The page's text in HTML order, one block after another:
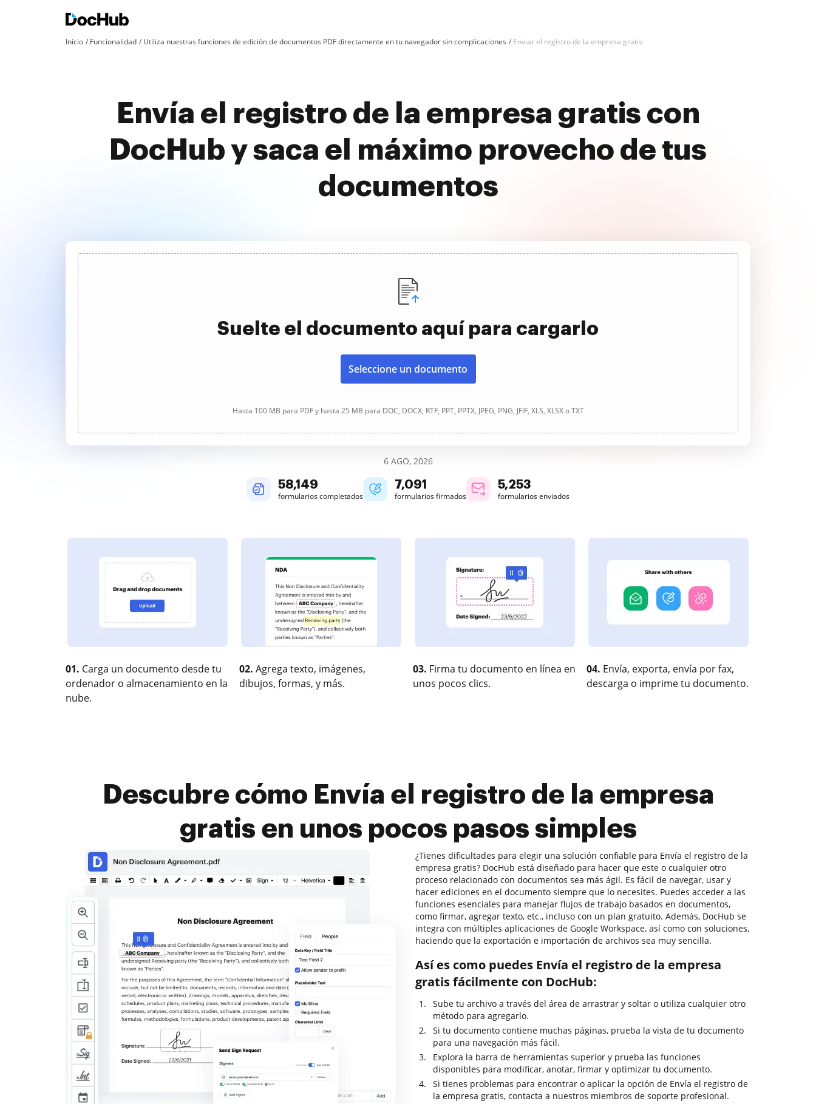
Inicio Funcionalidad Utiliza nuestras funciones de edición de documentos PDF directamente en tu navegador sin complicaciones Enviar el registro de la empresa gratis
Envía el registro de la empresa gratis con
DocHub y saca el máximo provecho de tus
documentos
Suelte el documento aquí para cargarlo
Seleccione un documento
Hasta 100 MB para PDF y hasta 25 MB para DOC, DOCX, RTF, PPT, PPTX, JPEG, PNG, JFIF, XLS, XLSX o TXT
6 AGO, 2026
58,149
formularios completados
7,091
formularios firmados
5,253
formularios enviados
01. Carga un documento desde tu
ordenador o almacenamiento en la
nube.
02. Agrega texto, imágenes,
dibujos, formas, y más.
03. Firma tu documento en línea en
unos pocos clics.
04. Envía, exporta, envía por fax,
descarga o imprime tu documento.
Descubre cómo Envía el registro de la empresa
gratis en unos pocos pasos simples
¿Tienes dificultades para elegir una solución confiable para Envía el registro de la
empresa gratis? DocHub está diseñado para hacer que este o cualquier otro
proceso relacionado con documentos sea más ágil. Es fácil de navegar, usar y
hacer ediciones en el documento siempre que lo necesites. Puedes acceder a las
funciones esenciales para manejar flujos de trabajo basados en documentos,
como firmar, agregar texto, etc., incluso con un plan gratuito. Además, DocHub se
integra con múltiples aplicaciones de Google Workspace, así como con soluciones,
haciendo que la exportación e importación de archivos sea muy sencilla.
Así es como puedes Envía el registro de la empresa
gratis fácilmente con DocHub:
Sube tu archivo a través del área de arrastrar y soltar o utiliza cualquier otro
método para agregarlo.
Si tu documento contiene muchas páginas, prueba la vista de tu documento
para una navegación más fácil.
Explora la barra de herramientas superior y prueba las funciones
disponibles para modificar, anotar, firmar y optimizar tu documento.
Si tienes problemas para encontrar o aplicar la opción de Envía el registro de
la empresa gratis, contacta a nuestros miembros de soporte profesional.